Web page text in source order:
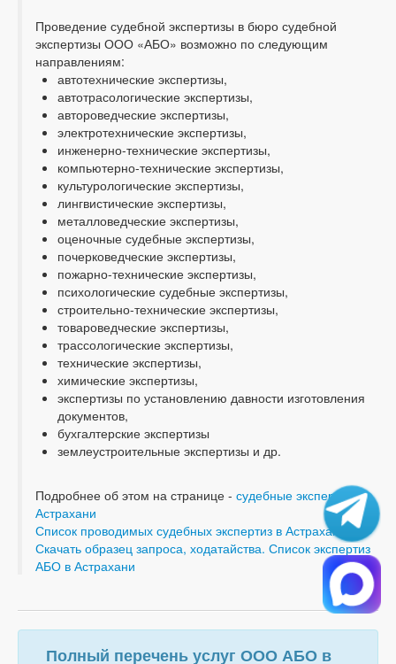
Проведение судебной экспертизы в бюро судебной
экспертизы ООО «АБО» возможно по следующим
направлениям:
автотехнические экспертизы,
автотрасологические экспертизы,
автороведческие экспертизы,
электротехнические экспертизы,
инженерно-технические экспертизы,
компьютерно-технические экспертизы,
культурологические экспертизы,
лингвистические экспертизы,
металловедческие экспертизы,
оценочные судебные экспертизы,
почерковедческие экспертизы,
пожарно-технические экспертизы,
психологические судебные экспертизы,
строительно-технические экспертизы,
товароведческие экспертизы,
трассологические экспертизы,
технические экспертизы,
химические экспертизы,
экспертизы по установлению давности изготовления
документов,
бухгалтерские экспертизы
землеустроительные экспертизы и др.
Подробнее об этом на странице - судебные экспертизы в
Астрахани
Список проводимых судебных экспертиз в Астрахани
Скачать образец запроса, ходатайства. Список экспертиз
АБО в Астрахани
Полный перечень услуг ООО АБО в